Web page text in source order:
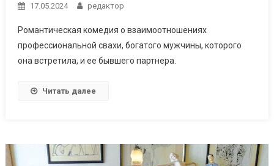
17.05.2024 редактор
Романтическая комедия о взаимоотношениях
профессиональной свахи, богатого мужчины, которого
она встретила, и ее бывшего партнера.
Читать далее